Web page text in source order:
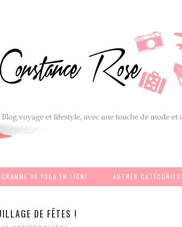
DE YOGA EN LIGNE AUTRES CATÉGORIES
DE FÊTES !